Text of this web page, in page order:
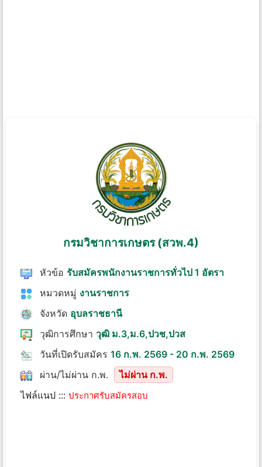
กรมวิชาการเกษตร (สวพ.4)
หัวข้อ รับสมัครพนักงานราชการทั่วไป 1 อัตรา
หมวดหมู่ งานราชการ
จังหวัด อุบลราชธานี
วุฒิการศึกษา วุฒิ ม.3,ม.6,ปวช,ปวส
วันที่เปิดรับสมัคร 16 ก.พ. 2569 - 20 ก.พ. 2569
ผ่าน/ไม่ผ่าน ก.พ.
ไม่ผ่าน ก.พ.
ไฟล์แนป ::: ประกาศรับสมัครสอบ